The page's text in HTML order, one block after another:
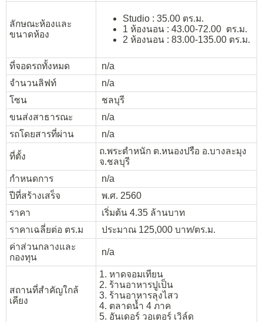
ลักษณะห้องและ
ขนาดห้อง
Studio : 35.00 ตร.ม.
1 ห้องนอน : 43.00-72.00 ตร.ม.
2 ห้องนอน : 83.00-135.00 ตร.ม.
ที่จอดรถทั้งหมด
n/a
จำนวนลิฟท์
n/a
โซน
ชลบุรี
ขนส่งสาธารณะ
n/a
รถโดยสารที่ผ่าน
n/a
ที่ตั้ง
ถ.พระตำหนัก ต.หนองปรือ อ.บางละมุง
จ.ชลบุรี
กำหนดการ
n/a
ปีที่สร้างเสร็จ
พ.ศ. 2560
ราคา
เริ่มต้น 4.35 ล้านบาท
ราคาเฉลี่ยต่อ ตร.ม
ประมาณ 125,000 บาท/ตร.ม.
ค่าส่วนกลางและ
กองทุน
n/a
สถานที่สำคัญใกล้
เคียง
1. หาดจอมเทียน
2. ร้านอาหารปูเป็น
3. ร้านอาหารลุงไสว
4. ตลาดน้ำ 4 ภาค
5. อันเดอร์ วอเตอร์ เวิล์ด